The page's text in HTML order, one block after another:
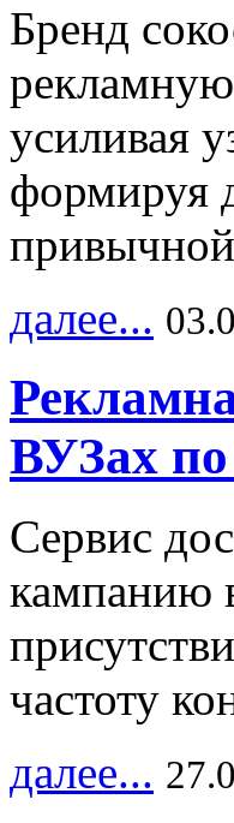
Бренд
усиливая
формируя
привычной
далее...
ВУЗах по
Сервис
кампанию
частоту
далее...